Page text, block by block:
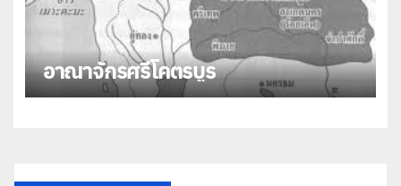
อาณาจักรศรีโคตรบูร